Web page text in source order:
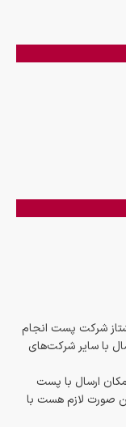
شرکت پست انجام
با سایر شرکت‌های
ارسال با پست
صورت لازم هست با